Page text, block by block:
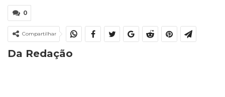
0
Compartilhar
Da Redação